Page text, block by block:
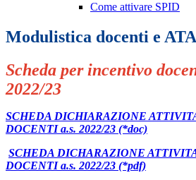
Come attivare SPID
Modulistica docenti e ATA
Scheda per incentivo
2022/23
SCHEDA DICHIARAZIONE
DOCENTI a.s. 2022/23 (*doc)
SCHEDA DICHARAZIONE
DOCENTI a.s. 2022/23 (*pdf)